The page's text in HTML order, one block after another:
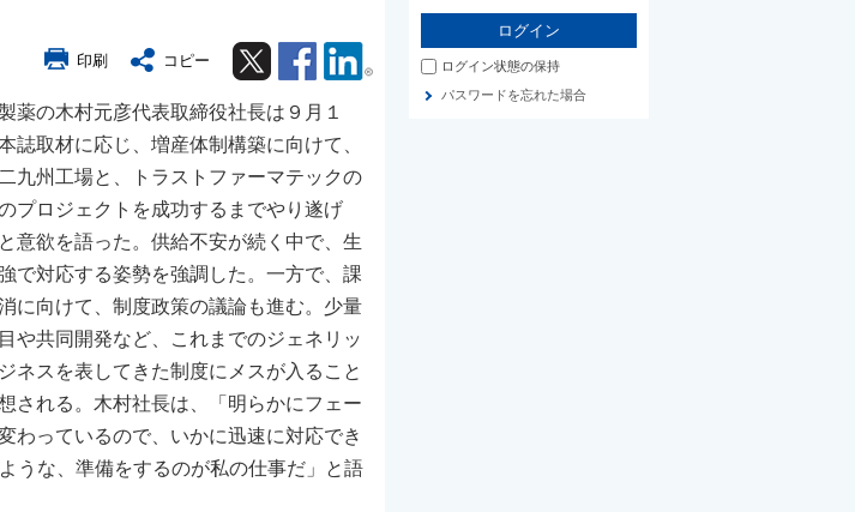
印刷 コピー Twitter Facebook Linkedin
薬の木村元彦代表取締役社長は９月１
誌取材に応じ、増産体制構築に向けて、
二九州工場と、トラストファーマテックの
プロジェクトを成功するまでやり遂げ
意欲を語った。供給不安が続く中で、生
で対応する姿勢を強調した。一方で、課
に向けて、制度政策の議論も進む。少量
や共同開発など、これまでのジェネリッ
ネスを表してきた制度にメスが入ること
される。木村社長は、「明らかにフェー
わっているので、いかに迅速に対応でき
うな、準備をするのが私の仕事だ」と語
ログイン状態の保持
パスワードを忘れた場合